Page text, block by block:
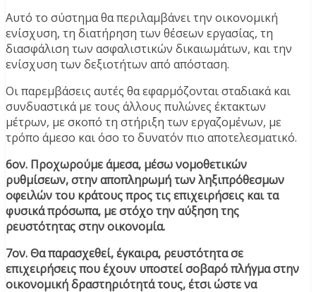
Αυτό το σύστημα θα περιλαμβάνει την οικονομική
ενίσχυση, τη διατήρηση των θέσεων εργασίας, τη
διασφάλιση των ασφαλιστικών δικαιωμάτων, και την
ενίσχυση των δεξιοτήτων από απόσταση.
Οι παρεμβάσεις αυτές θα εφαρμόζονται σταδιακά και
συνδυαστικά με τους άλλους πυλώνες έκτακτων
μέτρων, με σκοπό τη στήριξη των εργαζομένων, με
τρόπο άμεσο και όσο το δυνατόν πιο αποτελεσματικό.
6ον. Προχωρούμε άμεσα, μέσω νομοθετικών
ρυθμίσεων, στην αποπληρωμή των ληξιπρόθεσμων
οφειλών του κράτους προς τις επιχειρήσεις και τα
φυσικά πρόσωπα, με στόχο την αύξηση της
ρευστότητας στην οικονομία.
7ον. Θα παρασχεθεί, έγκαιρα, ρευστότητα σε
επιχειρήσεις που έχουν υποστεί σοβαρό πλήγμα στην
οικονομική δραστηριότητά τους, έτσι ώστε να